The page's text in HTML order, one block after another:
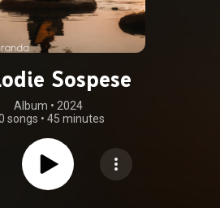
Sospese
Album • 2024
songs • 45 minutes